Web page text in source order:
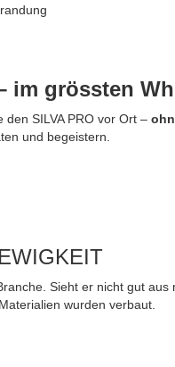
im grössten
den SILVA PRO vor Ort –
und begeistern.
Sieht er nicht gut
wurden verbaut.